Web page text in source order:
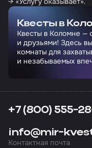
Квесты в
Квесты в Коломне —
и друзьями! Здесь
комнаты для
и незабываемых
+7 (800) 555-
info@mir-
Контактная почта